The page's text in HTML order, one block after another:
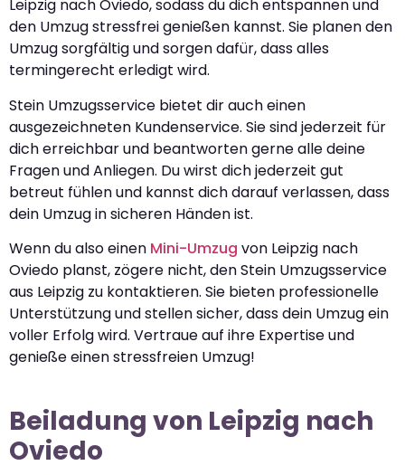
Leipzig nach Oviedo, sodass du dich entspannen und
den Umzug stressfrei genießen kannst. Sie planen den
Umzug sorgfältig und sorgen dafür, dass alles
termingerecht erledigt wird.
Stein Umzugsservice bietet dir auch einen
ausgezeichneten Kundenservice. Sie sind jederzeit für
dich erreichbar und beantworten gerne alle deine
Fragen und Anliegen. Du wirst dich jederzeit gut
betreut fühlen und kannst dich darauf verlassen, dass
dein Umzug in sicheren Händen ist.
Wenn du also einen Mini-Umzug von Leipzig nach
Oviedo planst, zögere nicht, den Stein Umzugsservice
aus Leipzig zu kontaktieren. Sie bieten professionelle
Unterstützung und stellen sicher, dass dein Umzug ein
voller Erfolg wird. Vertraue auf ihre Expertise und
genieße einen stressfreien Umzug!
Beiladung von Leipzig nach
Oviedo